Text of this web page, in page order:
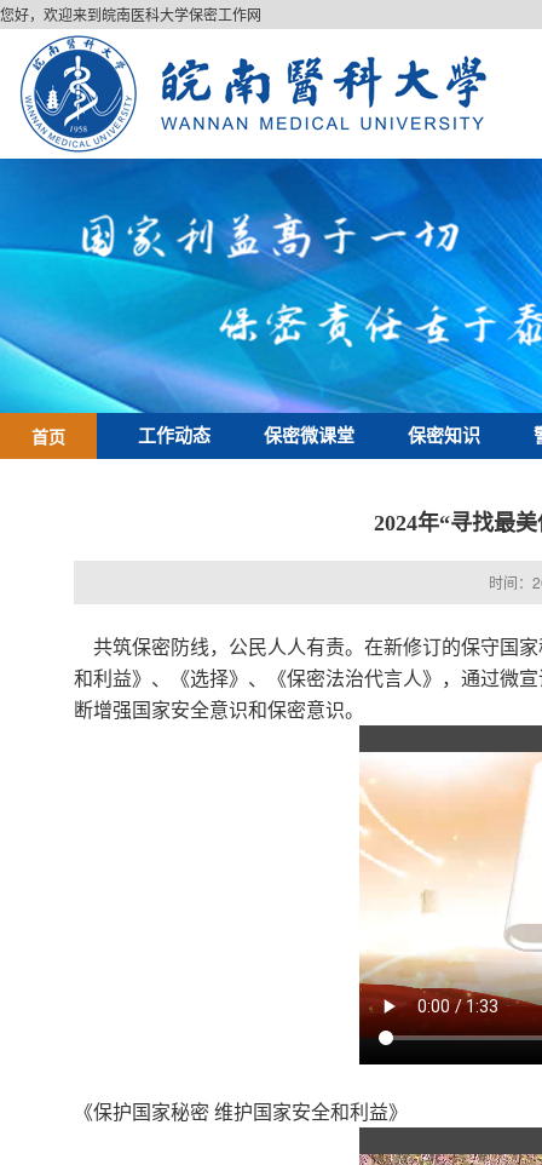
您好，欢迎来到皖南医科大学保密工作网
首页 工作动态 保密微课堂 保密知识
2024年“寻找最
时间：
共筑保密防线，公民人人有责。在新修订的保守国
和利益》、
《选择》、 《保密法治代言人》 ，通过微
断增强国家安全意识和保密意识。
《保护国家秘密 维护国家安全和利益》